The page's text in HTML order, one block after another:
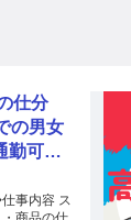
仕分
の男女
勤可